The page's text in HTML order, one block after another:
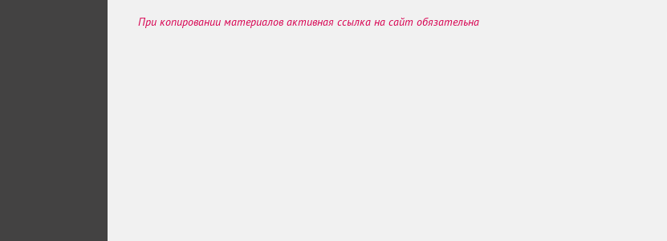
При копировании материалов активная ссылка на сайт обязательна